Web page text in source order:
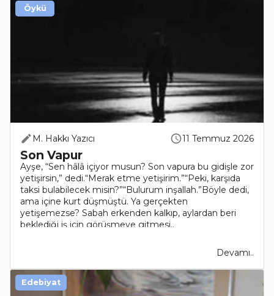
M. Hakkı Yazıcı 11 Temmuz 2026
Son Vapur
Ayşe, “Sen hâlâ içiyor musun? Son vapura bu gidişle zor
yetişirsin,” dedi.“Merak etme yetişirim.”“Peki, karşıda
taksi bulabilecek misin?”“Bulurum inşallah.”Böyle dedi,
ama içine kurt düşmüştü. Ya gerçekten
yetişemezse? Sabah erkenden kalkıp, aylardan beri
beklediği iş için görüşmeye gitmesi..
Devamı..
Öykü
Edebiyat